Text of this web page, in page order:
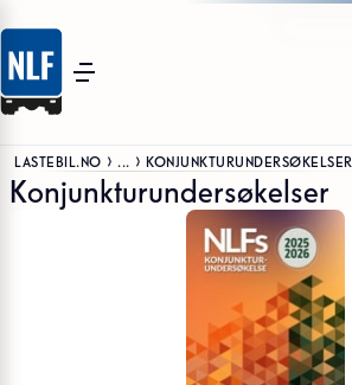
LASTEBIL.NO ... KONJUNKTURUNDERSØKELSER
Konjunkturundersøkelser